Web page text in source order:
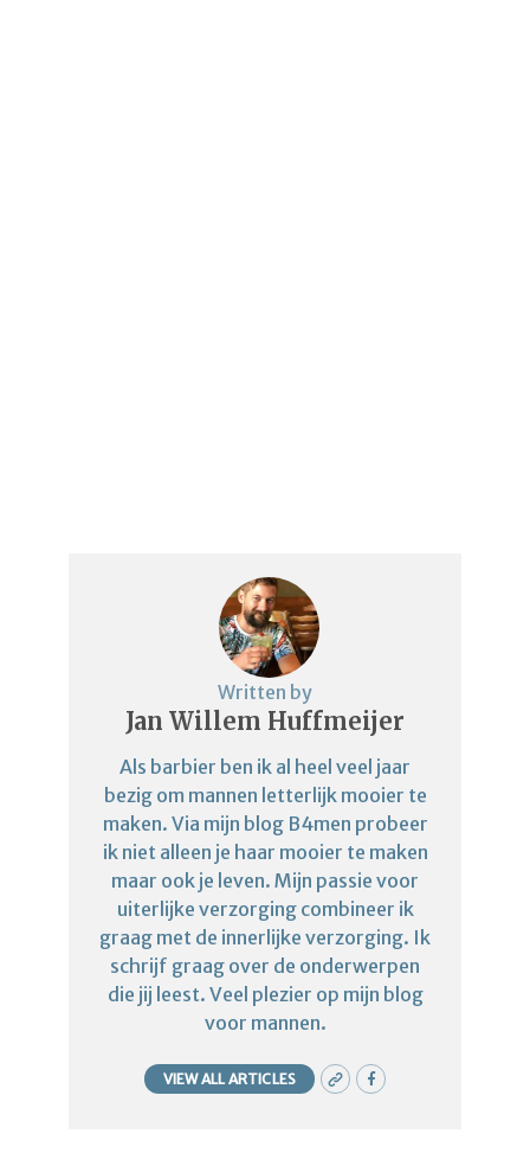
Written by
Jan Willem Huffmeijer
Als barbier ben ik al heel veel jaar
bezig om mannen letterlijk mooier te
maken. Via mijn blog B4men probeer
ik niet alleen je haar mooier te maken
maar ook je leven. Mijn passie voor
uiterlijke verzorging combineer ik
graag met de innerlijke verzorging. Ik
schrijf graag over de onderwerpen
die jij leest. Veel plezier op mijn blog
voor mannen.
VIEW ALL ARTICLES